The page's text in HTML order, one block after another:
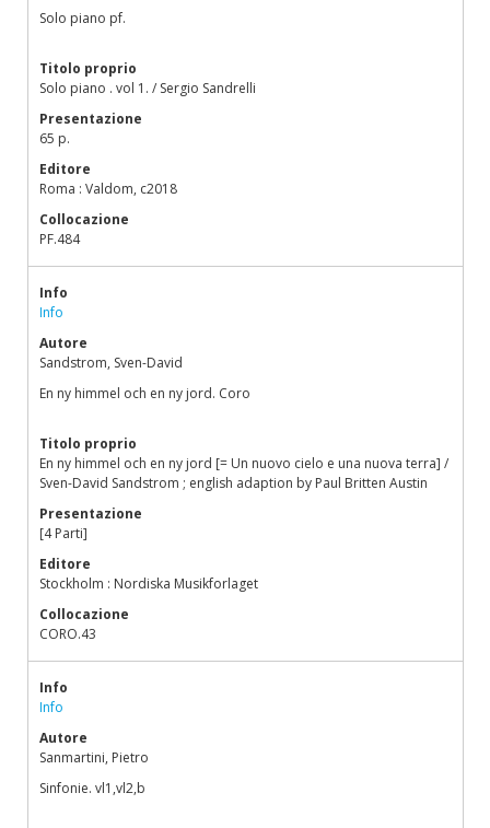
Solo piano pf.
Titolo proprio
Solo piano . vol 1. / Sergio Sandrelli
Presentazione
65 p.
Editore
Roma : Valdom, c2018
Collocazione
PF.484
Info
Info
Autore
Sandstrom, Sven-David
En ny himmel och en ny jord. Coro
Titolo proprio
En ny himmel och en ny jord [= Un nuovo cielo e una nuova terra] /
Sven-David Sandstrom ; english adaption by Paul Britten Austin
Presentazione
[4 Parti]
Editore
Stockholm : Nordiska Musikforlaget
Collocazione
CORO.43
Info
Info
Autore
Sanmartini, Pietro
Sinfonie. vl1,vl2,b